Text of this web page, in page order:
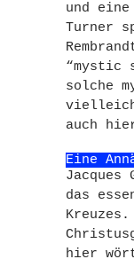
und
Turner
“mystic
solche
auch
Eine
Jacques
das
hier